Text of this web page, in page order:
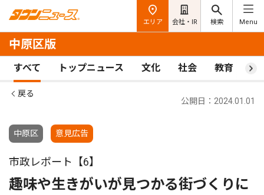
エリア 会社・IR 検索 Menu
中原区版
すべて トップニュース 文化 社会 教育 ス
戻る
中原区 意見広告
公開日：2024.01.01
市政レポート【6】
趣味や生きがいが見つかる街づくりに